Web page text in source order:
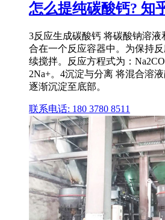
怎么提纯碳酸钙? 知
3反应生成碳酸钙 将碳酸钠溶
合在一个反应容器中。为保持
续搅拌。反应方程式为：
2Na+。4沉淀与分离 将混合溶
逐渐沉淀至底部。
联系电话: 180 3780 8511